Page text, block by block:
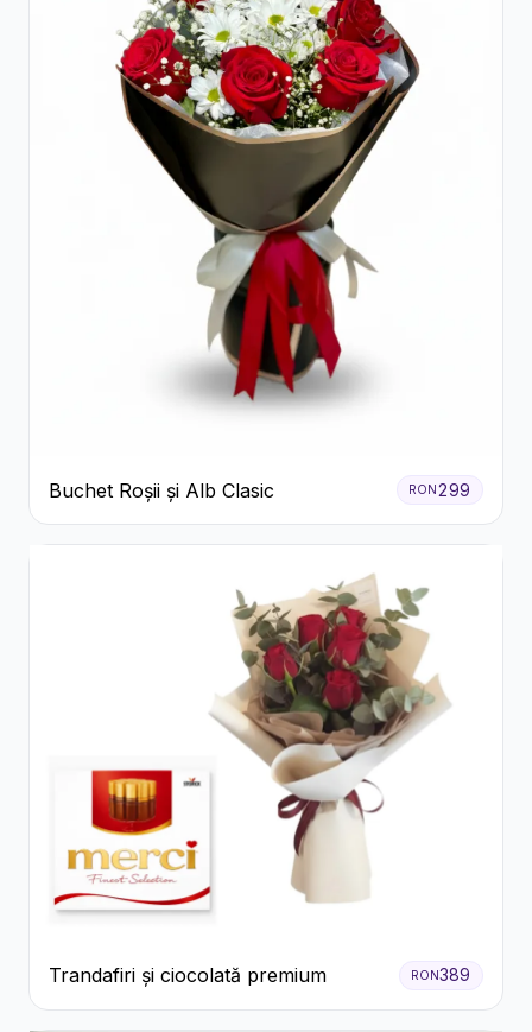
Buchet Roșii și Alb Clasic RON 299
Trandafiri și ciocolată premium RON389